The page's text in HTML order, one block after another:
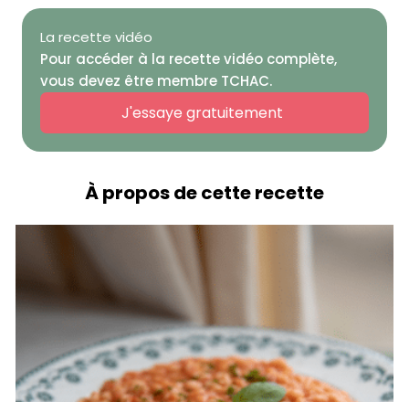
La recette vidéo
Pour accéder à la recette vidéo complète,
vous devez être membre TCHAC.
J'essaye gratuitement
À propos de cette recette